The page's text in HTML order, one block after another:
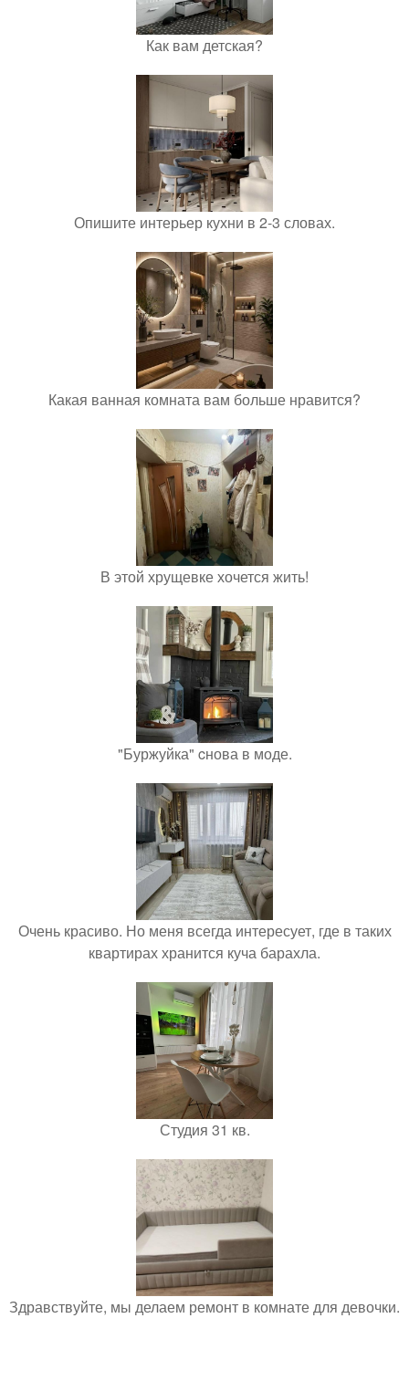
Как вам детская?
Опишите интерьер кухни в 2-3 словах.
Какая ванная комната вам больше нравится?
В этой хрущевке хочется жить!
"Буржуйка" cнова в моде.
Очень красиво. Но меня всегда интересует, где в таких
квартирах хранится куча барахла.
Студия 31 кв.
Здравствуйте, мы делаем ремонт в комнате для девочки.